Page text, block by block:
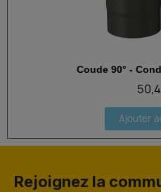
Aperçu
Coude 90° -
Ajouter
Rejoignez la